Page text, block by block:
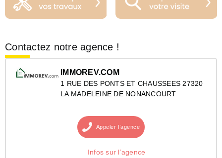
Contactez notre agence !
IMMOREV.COM
1 RUE DES PONTS ET CHAUSSEES 27320
LA MADELEINE DE NONANCOURT
Appeler l’agence
Infos sur l’agence